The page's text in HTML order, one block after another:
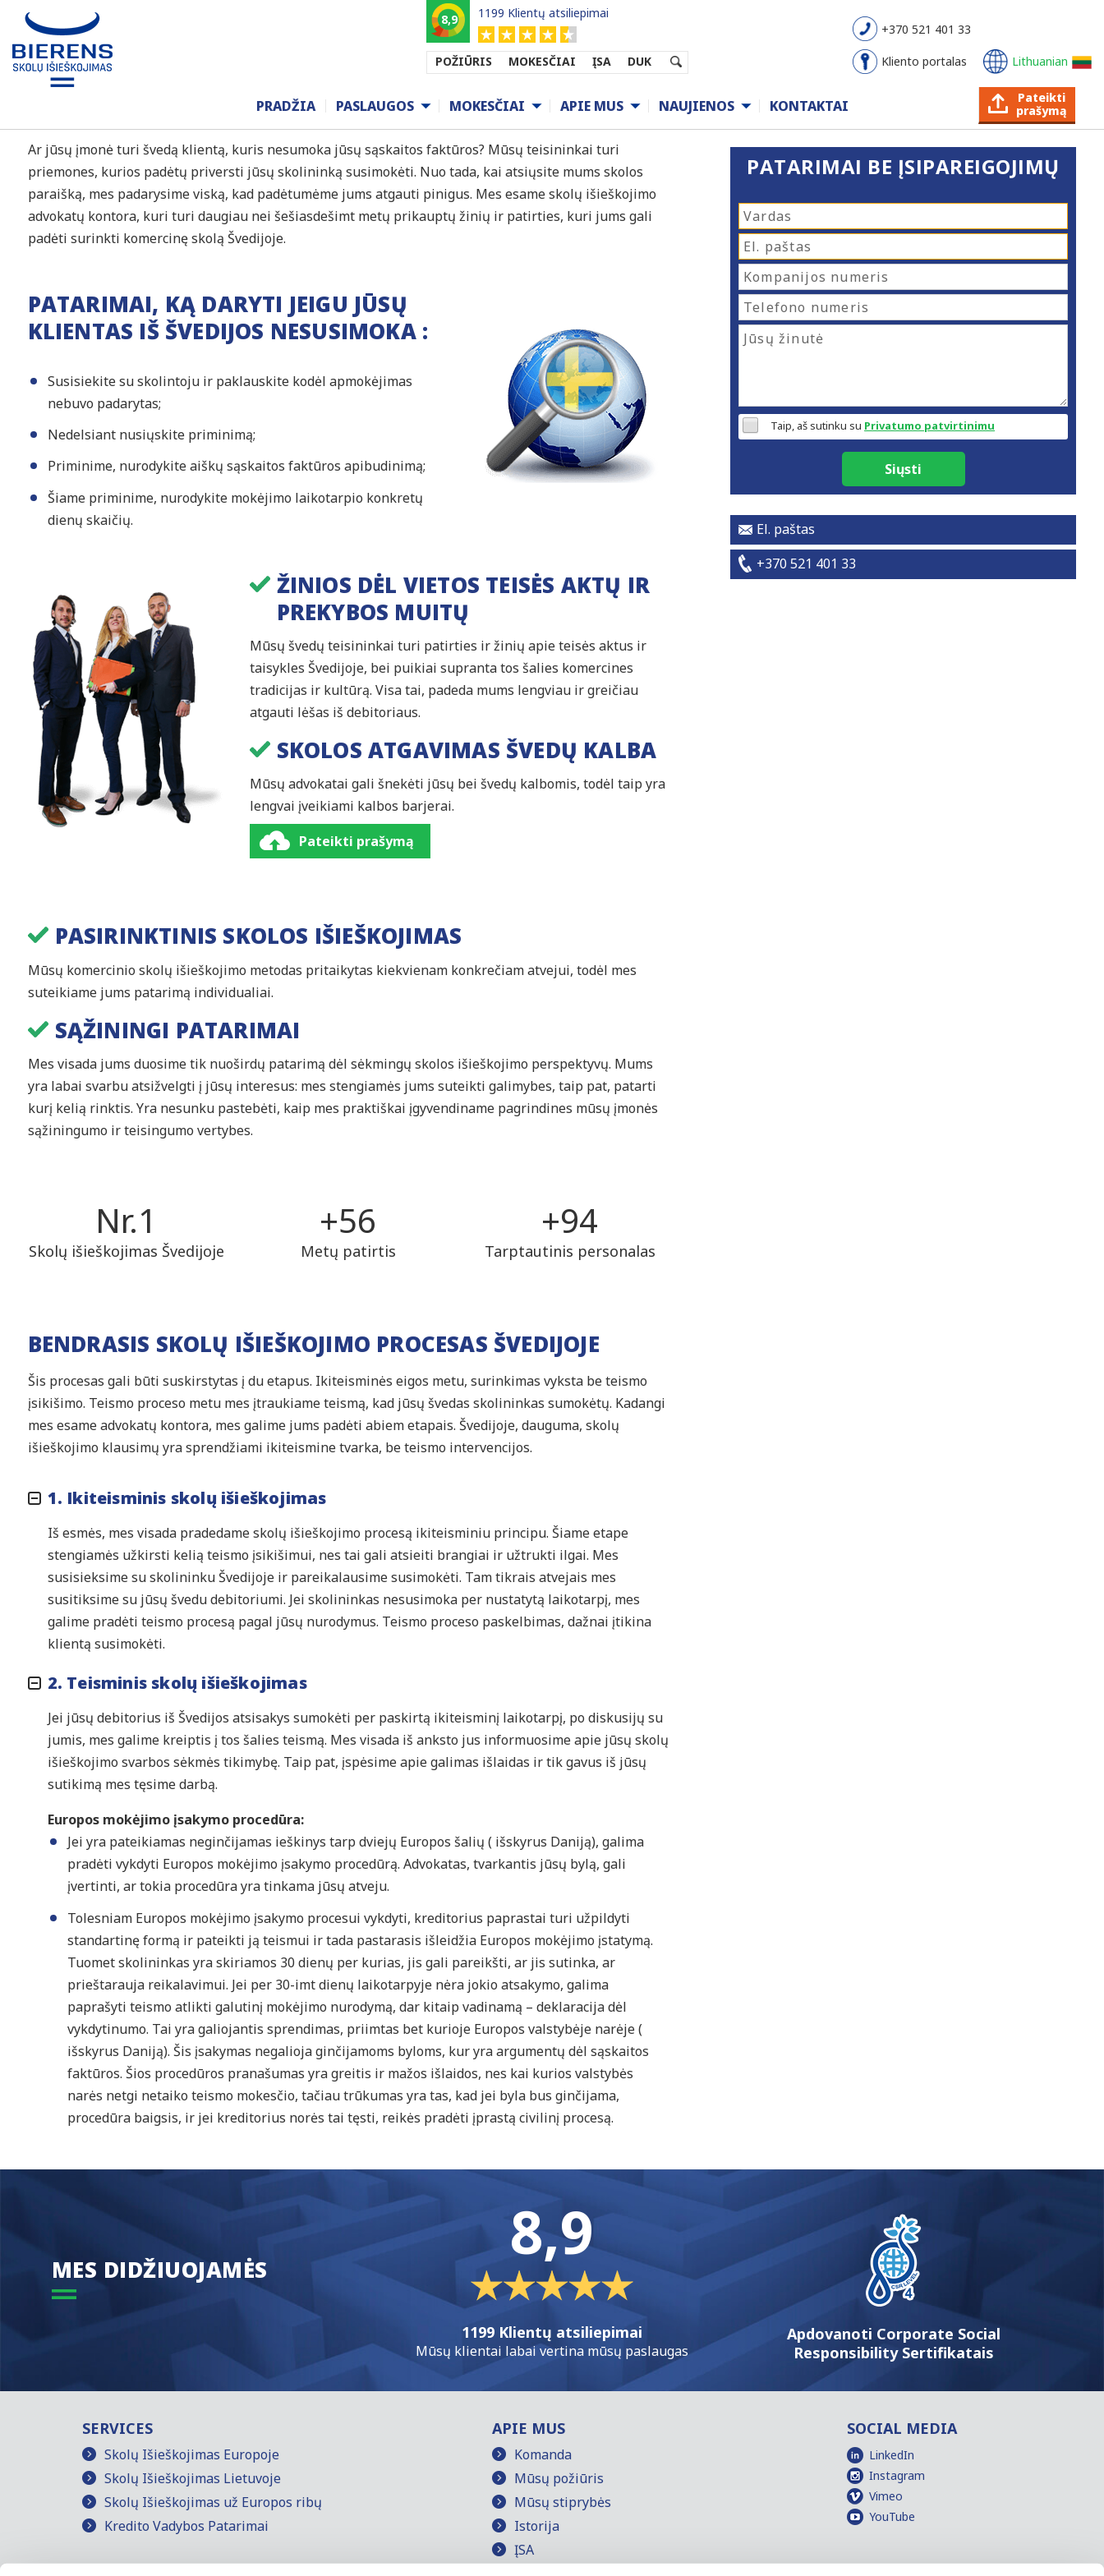
8,9 1199 Klientų atsiliepimai
POŽIŪRIS MOKESČIAI ĮSA DUK
+370 521 401 33
Kliento portalas Lithuanian
PRADŽIA PASLAUGOS MOKESČIAI APIE MUS NAUJIENOS KONTAKTAI
Pateikti
prašymą
SKOLŲ IŠIEŠKOJIMAS ŠVEDIJOJE
Ar jūsų įmonė turi švedą klientą, kuris nesumoka jūsų sąskaitos faktūros? Mūsų teisininkai turi
priemones, kurios padėtų priversti jūsų skolininką susimokėti. Nuo tada, kai atsiųsite mums skolos
paraišką, mes padarysime viską, kad padėtumėme jums atgauti pinigus. Mes esame skolų išieškojimo
advokatų kontora, kuri turi daugiau nei šešiasdešimt metų prikauptų žinių ir patirties, kuri jums gali
padėti surinkti komercinę skolą Švedijoje.
PATARIMAI, KĄ DARYTI JEIGU JŪSŲ
KLIENTAS IŠ ŠVEDIJOS NESUSIMOKA :
Susisiekite su skolintoju ir paklauskite kodėl apmokėjimas
nebuvo padarytas;
Nedelsiant nusiųskite priminimą;
Priminime, nurodykite aiškų sąskaitos faktūros apibudinimą;
Šiame priminime, nurodykite mokėjimo laikotarpio konkretų
dienų skaičių.
ŽINIOS DĖL VIETOS TEISĖS AKTŲ IR
PREKYBOS MUITŲ
Mūsų švedų teisininkai turi patirties ir žinių apie teisės aktus ir
taisykles Švedijoje, bei puikiai supranta tos šalies komercines
tradicijas ir kultūrą. Visa tai, padeda mums lengviau ir greičiau
atgauti lėšas iš debitoriaus.
SKOLOS ATGAVIMAS ŠVEDŲ KALBA
Mūsų advokatai gali šnekėti jūsų bei švedų kalbomis, todėl taip yra
lengvai įveikiami kalbos barjerai.
Pateikti prašymą
PASIRINKTINIS SKOLOS IŠIEŠKOJIMAS
Mūsų komercinio skolų išieškojimo metodas pritaikytas kiekvienam konkrečiam atvejui, todėl mes
suteikiame jums patarimą individualiai.
SĄŽININGI PATARIMAI
Mes visada jums duosime tik nuoširdų patarimą dėl sėkmingų skolos išieškojimo perspektyvų. Mums
yra labai svarbu atsižvelgti į jūsų interesus: mes stengiamės jums suteikti galimybes, taip pat, patarti
kurį kelią rinktis. Yra nesunku pastebėti, kaip mes praktiškai įgyvendiname pagrindines mūsų įmonės
sąžiningumo ir teisingumo vertybes.
Nr.1
Skolų išieškojimas Švedijoje
+58
Metų patirtis
+97
Tarptautinis personalas
BENDRASIS SKOLŲ IŠIEŠKOJIMO PROCESAS ŠVEDIJOJE
Šis procesas gali būti suskirstytas į du etapus. Ikiteisminės eigos metu, surinkimas vyksta be teismo
įsikišimo. Teismo proceso metu mes įtraukiame teismą, kad jūsų švedas skolininkas sumokėtų. Kadangi
mes esame advokatų kontora, mes galime jums padėti abiem etapais. Švedijoje, dauguma, skolų
išieškojimo klausimų yra sprendžiami ikiteismine tvarka, be teismo intervencijos.
1. Ikiteisminis skolų išieškojimas
Iš esmės, mes visada pradedame skolų išieškojimo procesą ikiteisminiu principu. Šiame etape
stengiamės užkirsti kelią teismo įsikišimui, nes tai gali atsieiti brangiai ir užtrukti ilgai. Mes
susisieksime su skolininku Švedijoje ir pareikalausime susimokėti. Tam tikrais atvejais mes
susitiksime su jūsų švedu debitoriumi. Jei skolininkas nesusimoka per nustatytą laikotarpį, mes
galime pradėti teismo procesą pagal jūsų nurodymus. Teismo proceso paskelbimas, dažnai įtikina
klientą susimokėti.
2. Teisminis skolų išieškojimas
Jei jūsų debitorius iš Švedijos atsisakys sumokėti per paskirtą ikiteisminį laikotarpį, po diskusijų su
jumis, mes galime kreiptis į tos šalies teismą. Mes visada iš anksto jus informuosime apie jūsų skolų
išieškojimo svarbos sėkmės tikimybę. Taip pat, įspėsime apie galimas išlaidas ir tik gavus iš jūsų
sutikimą mes tęsime darbą.
Europos mokėjimo įsakymo procedūra:
Jei yra pateikiamas neginčijamas ieškinys tarp dviejų Europos šalių ( išskyrus Daniją), galima
pradėti vykdyti Europos mokėjimo įsakymo procedūrą. Advokatas, tvarkantis jūsų bylą, gali
įvertinti, ar tokia procedūra yra tinkama jūsų atveju.
Tolesniam Europos mokėjimo įsakymo procesui vykdyti, kreditorius paprastai turi užpildyti
standartinę formą ir pateikti ją teismui ir tada pastarasis išleidžia Europos mokėjimo įstatymą.
Tuomet skolininkas yra skiriamos 30 dienų per kurias, jis gali pareikšti, ar jis sutinka, ar
prieštarauja reikalavimui. Jei per 30-imt dienų laikotarpyje nėra jokio atsakymo, galima
paprašyti teismo atlikti galutinį mokėjimo nurodymą, dar kitaip vadinamą – deklaracija dėl
vykdytinumo. Tai yra galiojantis sprendimas, priimtas bet kurioje Europos valstybėje narėje (
išskyrus Daniją). Šis įsakymas negalioja ginčijamoms byloms, kur yra argumentų dėl sąskaitos
faktūros. Šios procedūros pranašumas yra greitis ir mažos išlaidos, nes kai kurios valstybės
narės netgi netaiko teismo mokesčio, tačiau trūkumas yra tas, kad jei byla bus ginčijama,
procedūra baigsis, ir jei kreditorius norės tai tęsti, reikės pradėti įprastą civilinį procesą.
PATARIMAI BE ĮSIPAREIGOJIMŲ
Taip, aš sutinku su Privatumo patvirtinimu
Siųsti
El. paštas
+370 521 401 33
MES DIDŽIUOJAMĖS 8,9
1199 Klientų atsiliepimai
Mūsų klientai labai vertina mūsų paslaugas
Apdovanoti Corporate Social
Responsibility Sertifikatais
SERVICES
Skolų Išieškojimas Europoje
Skolų Išieškojimas Lietuvoje
Skolų Išieškojimas už Europos ribų
Kredito Vadybos Patarimai
APIE MUS
Komanda
Mūsų požiūris
Mūsų stiprybės
Istorija
ĮSA
SOCIAL MEDIA
LinkedIn
Instagram
Vimeo
YouTube